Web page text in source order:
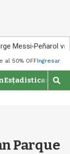
Messi Peñarol
al 50% OFFIngresar
Estadisticas
M
o
r
Parque